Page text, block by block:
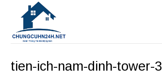
dung
tien-ich-nam-dinh-tower-3